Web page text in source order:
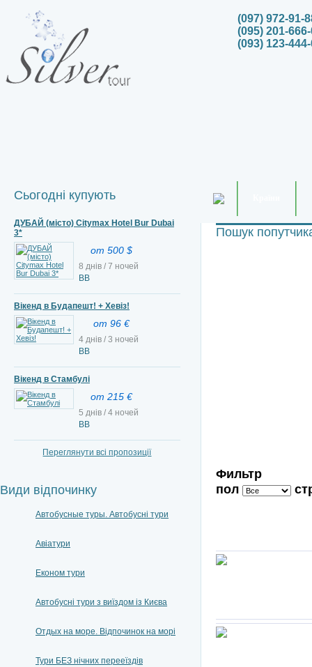
(097) 972-91-
(095) 201-
(093) 123-
Пошук
Фильтр
пол
Сьогодні купують
ДУБАЙ (місто) Citymax Hotel Bur Dubai
3*
от 500 $
8 днів / 7 ночей
BB
Вікенд в Будапешт! + Хевіз!
от 96 €
4 днів / 3 ночей
ВВ
Вікенд в Стамбулі
от 215 €
5 днів / 4 ночей
ВВ
Переглянути всі пропозиції
Види відпочинку
Автобусные туры. Автобусні тури
Авіатури
Економ тури
Автобусні тури з виїздом із Києва
Отдых на море. Відпочинок на морі
Тури БЕЗ нічних перееїздів